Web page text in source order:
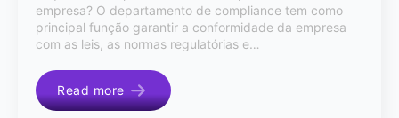
empresa? O departamento de compliance tem como
principal função garantir a conformidade da empresa
com as leis, as normas regulatórias e…
Read more